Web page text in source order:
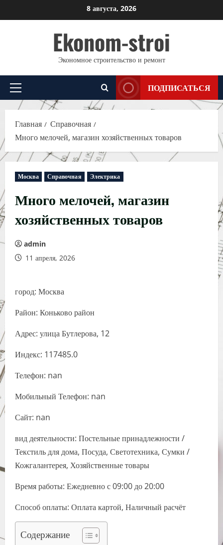
к
8 августа, 2026
Ekonom-stroi
Экономное строительство и ремонт
Основное
меню
ПОДПИСАТЬСЯ
Главная
Справочная
Много мелочей, магазин хозяйственных товаров
Москва Справочная Электрика
Много мелочей, магазин
хозяйственных товаров
admin
11 апреля, 2026
город: Москва
Район: Коньково район
Адрес: улица Бутлерова, 12
Индекс: 117485.0
Телефон: nan
Мобильный Телефон: nan
Сайт: nan
вид деятельности: Постельные принадлежности /
Текстиль для дома, Посуда, Светотехника, Сумки /
Кожгалантерея, Хозяйственные товары
Время работы: Ежедневно с 09:00 до 20:00
Способ оплаты: Оплата картой, Наличный расчёт
Содержание